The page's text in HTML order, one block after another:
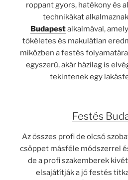
roppant gyors, hatékony és
technikákat
Budapestalkalmával,
tökéletes és makulátlan
miközben afestés
egyszerű, akár házilag is
tekintenek egy
Festés
Az összes profi de olcsó
csöppet másféle módszerrel
de a profi szakemberek
elsajátítják a jófestés